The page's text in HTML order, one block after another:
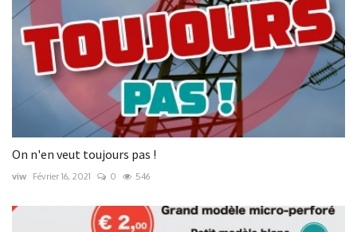
On n'en veut toujours pas !
viw Février 16, 2021 0 546